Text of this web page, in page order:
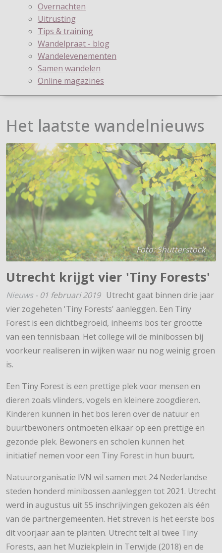
Overnachten
Uitrusting
Tips & training
Wandelpraat - blog
Wandelevenementen
Samen wandelen
Online magazines
Het laatste wandelnieuws
Foto: Shutterstock
Utrecht krijgt vier 'Tiny Forests'
Nieuws - 01 februari 2019 Utrecht gaat binnen drie jaar
vier zogeheten 'Tiny Forests' aanleggen. Een Tiny
Forest is een dichtbegroeid, inheems bos ter grootte
van een tennisbaan. Het college wil de minibossen bij
voorkeur realiseren in wijken waar nu nog weinig groen
is.
Een Tiny Forest is een prettige plek voor mensen en
dieren zoals vlinders, vogels en kleinere zoogdieren.
Kinderen kunnen in het bos leren over de natuur en
buurtbewoners ontmoeten elkaar op een prettige en
gezonde plek. Bewoners en scholen kunnen het
initiatief nemen voor een Tiny Forest in hun buurt.
Natuurorganisatie IVN wil samen met 24 Nederlandse
steden honderd minibossen aanleggen tot 2021. Utrecht
werd in augustus uit 55 inschrijvingen gekozen als één
van de partnergemeenten. Het streven is het eerste bos
dit voorjaar aan te planten. Utrecht telt al twee Tiny
Forests, aan het Muziekplein in Terwijde (2018) en de